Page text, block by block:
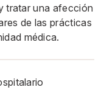
tratar una afección
de las prácticas
médica.